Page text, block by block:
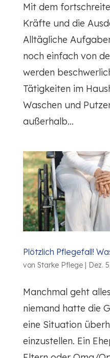
Mit dem
Kräfte und die
Alltägliche
noch einfach von
werden
Tätigkeiten im
Waschen und
außerhalb...
Plötzlich Pflegefall!
von Starke Pflege| Dez.
Manchmal geht
niemand hatte die
eine Situation
einzustellen. Ein